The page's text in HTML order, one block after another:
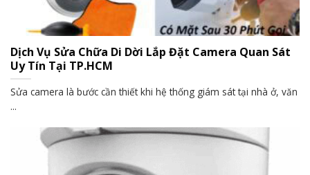
Dịch Vụ Sửa Chữa Di Dời Lắp Đặt Camera Quan Sát
Uy Tín Tại TP.HCM
Sửa camera là bước cần thiết khi hệ thống giám sát tại nhà ở, văn
...